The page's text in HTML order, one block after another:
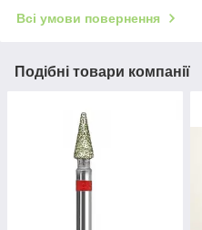
Всі умови повернення
Подібні товари компанії